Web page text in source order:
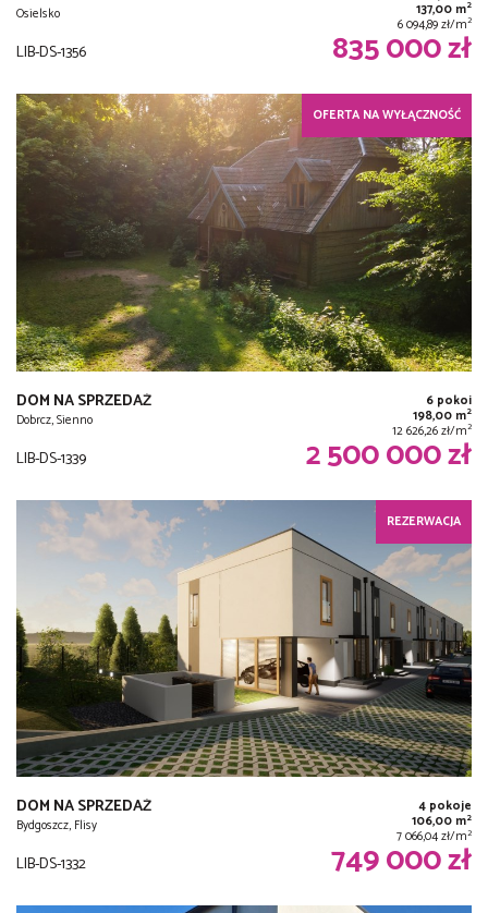
Osielsko 137,00 m2
6 094,89 zł/m2
LIB-DS-1356 835 000 zł
OFERTA NA WYŁĄCZNOŚĆ
DOM NA SPRZEDAŻ
Dobrcz, Sienno
6 pokoi
198,00 m2
12 626,26 zł/m2
LIB-DS-1339 2 500 000 zł
REZERWACJA
DOM NA SPRZEDAŻ
Bydgoszcz, Flisy
4 pokoje
106,00 m2
7 066,04 zł/m2
LIB-DS-1332 749 000 zł